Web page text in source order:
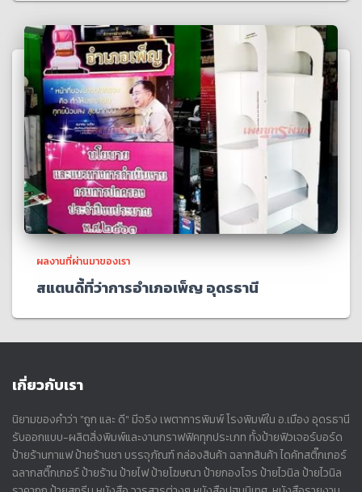
ผลงานที่ผ่านมาของเรา
สแตนดี้ที่ว่าการอำเภอเพ็ญ อุดรธานี
เกี่ยวกับเรา
นิยามของคำว่า "ถูก และ ดี" มีจริง เพตาการพิมพ์ โรงพิมพ์ใน อ.เมือง อุดรธานี
รับออกแบบ-ผลิตสิ่งพิมพ์และงานกราฟฟิคทุกประเภท ทั้งป้ายฟิวเจอร์บอร์ด
ป้ายร้านกาแฟ ป้ายร้านชา บรรจุภัณฑ์ กล่องสินค้า ฉลากสินค้า ไดคัทสติ๊กเกอร์
ฉลากสติ๊กเกอร์ ป้ายร้าน ป้ายไฟ ป้ายโฆษณา ป้ายกองโจร ป้ายไวนิล ป้ายไวนิล